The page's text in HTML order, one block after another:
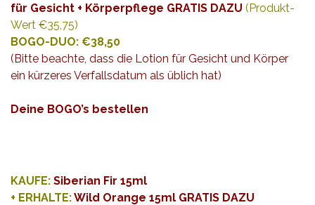
für Gesicht + Körperpflege GRATIS DAZU (Produkt-
Wert €35,75)
BOGO-DUO: €38,50
(Bitte beachte, dass die Lotion für Gesicht und Körper
ein kürzeres Verfallsdatum als üblich hat)
Deine BOGO’s bestellen
KAUFE: Siberian Fir 15ml
+ ERHALTE:Wild Orange 15ml GRATIS DAZU